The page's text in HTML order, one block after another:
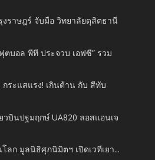
งราษฎร์ จับมือ วิทยาลัยดุสิตธานี
ตบอล พีที ประจวบ เอฟซี” รวม
กระแสแรง! เกินต้าน กับ สีทับ
วบินปฐมฤกษ์ UA820 ลอสแอนเจ
ลก มูลนิธิศุภนิมิตฯ เปิดเวทีเยา...